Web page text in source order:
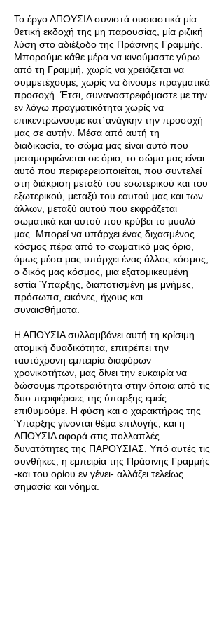
Το έργο ΑΠΟΥΣΙΑ συνιστά ουσιαστικά μία
θετική εκδοχή της μη παρουσίας, μία ριζική
λύση στο αδιέξοδο της Πράσινης Γραμμής.
Μπορούμε κάθε μέρα να κινούμαστε γύρω
από τη Γραμμή, χωρίς να χρειάζεται να
συμμετέχουμε, χωρίς να δίνουμε πραγματικά
προσοχή. Έτσι, συναναστρεφόμαστε με την
εν λόγω πραγματικότητα χωρίς να
επικεντρώνουμε κατ΄ανάγκην την προσοχή
μας σε αυτήν. Μέσα από αυτή τη
διαδικασία, το σώμα μας είναι αυτό που
μεταμορφώνεται σε όριο, το σώμα μας είναι
αυτό που περιφερειοποιείται, που συντελεί
στη διάκριση μεταξύ του εσωτερικού και του
εξωτερικού, μεταξύ του εαυτού μας και των
άλλων, μεταξύ αυτού που εκφράζεται
σωματικά και αυτού που κρύβει το μυαλό
μας. Μπορεί να υπάρχει ένας διχασμένος
κόσμος πέρα από το σωματικό μας όριο,
όμως μέσα μας υπάρχει ένας άλλος κόσμος,
ο δικός μας κόσμος, μια εξατομικευμένη
εστία Ύπαρξης, διαποτισμένη με μνήμες,
πρόσωπα, εικόνες, ήχους και
συναισθήματα.
Η ΑΠΟΥΣΙΑ συλλαμβάνει αυτή τη κρίσιμη
ατομική δυαδικότητα, επιτρέπει την
ταυτόχρονη εμπειρία διαφόρων
χρονικοτήτων, μας δίνει την ευκαιρία να
δώσουμε προτεραιότητα στην όποια από τις
δυο περιφέρειες της ύπαρξης εμείς
επιθυμούμε. Η φύση και ο χαρακτήρας της
Ύπαρξης γίνονται θέμα επιλογής, και η
ΑΠΟΥΣΙΑ αφορά στις πολλαπλές
δυνατότητες της ΠΑΡΟΥΣΙΑΣ. Υπό αυτές τις
συνθήκες, η εμπειρία της Πράσινης Γραμμής
-και του ορίου εν γένει- αλλάζει τελείως
σημασία και νόημα.